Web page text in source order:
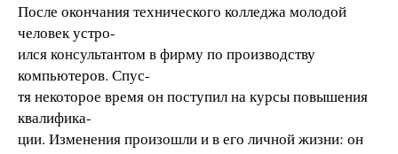
После окончания технического колледжа молодой
человек устро-
ился консультантом в фирму по производству
компьютеров. Спус-
тя некоторое время он поступил на курсы повышения
квалифика-
ции. Изменения произошли и в его личной жизни: он